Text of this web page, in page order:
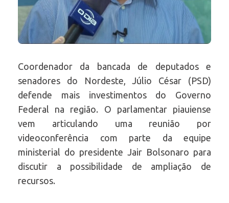
Coordenador da bancada de deputados e
senadores do Nordeste, Júlio César (PSD)
defende mais investimentos do Governo
Federal na região. O parlamentar piauiense
vem articulando uma reunião por
videoconferência com parte da equipe
ministerial do presidente Jair Bolsonaro para
discutir a possibilidade de ampliação de
recursos.